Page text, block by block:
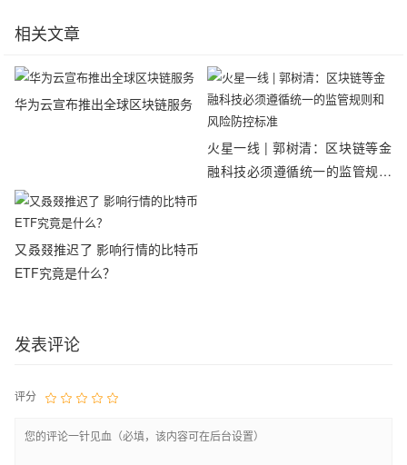
相关文章
华为云宣布推出全球区块链服务
火星一线 | 郭树清：区块链等金
融科技必须遵循统一的监管规则
又叒叕推迟了 影响行情的比特币
ETF究竟是什么？
发表评论
评分